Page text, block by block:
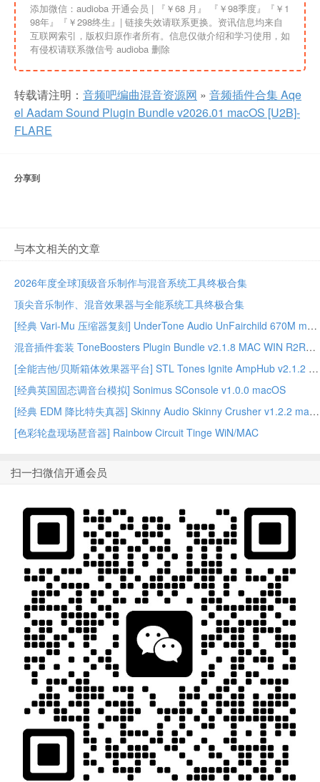
添加微信：audioba 开通会员 | 『￥68 月』 『￥98季度』『￥1
98年』『￥298终生』| 链接失效请联系更换。资讯信息均来自
互联网索引，版权归原作者所有。信息仅做介绍和学习使用，如
有侵权请联系微信号 audioba 删除
转载请注明： 音频吧编曲混音资源网 » 音频插件合集 Aqe
el Aadam Sound Plugin Bundle v2026.01 macOS [U2B]-
FLARE
分享到
与本文相关的文章
2026年度全球顶级音乐制作与混音系统工具终极合集
顶尖音乐制作、混音效果器与全能系统工具终极合集
[经典 Vari-Mu 压缩器复刻] UnderTone Audio UnFairchild 670M mkII v1.0.8 WiN/MAC – BUBBiX
混音插件套装 ToneBoosters Plugin Bundle v2.1.8 MAC WIN R2R版本
[全能吉他/贝斯箱体效果器平台] STL Tones Ignite AmpHub v2.1.2 2026.07 WiN – ItUsed
[经典英国固态调音台模拟] Sonimus SConsole v1.0.0 macOS
[经典 EDM 降比特失真器] Skinny Audio Skinny Crusher v1.2.2 macOS – GUISEPPE
[色彩轮盘现场琶音器] Rainbow Circuit Tinge WiN/MAC
扫一扫微信开通会员